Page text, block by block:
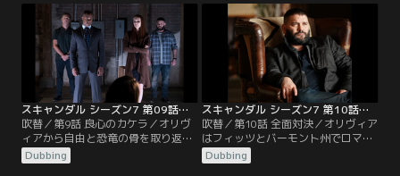
ら、今までつかず離れずできたデイ
ヴィッドの存在の大きさを再認識す
る。一方、メリーは核協定の調印式
に向けてインタビューをこなす
日々。そんな中、マーカスがフィッ
ツと進めている…。
ックは、クインの死体検案書に記載
されていたヘアピンが、スミソニア
ン博物館からオリヴィアが借り出し
たものだと知る。そんな中、チャー
リーの提案でクインは土葬にはせ
ず…。
スキャンダル シーズン7 第09話／吹替
吹替／第9話 良心のカケラ／オリヴ
ィアから自由と恐竜の骨を取り返す
ために、クインを拉致したローワ
ン。しかし、オリヴィアがすぐに取
Dubbing
スキャンダル シーズン7 第10話／吹替
吹替／第10話 全面対決／オリヴィア
はフィッツとバーモント州でロマン
ティックな週末を過ごすつもりだっ
たが、そこにはハックやアビーの姿
Dubbing